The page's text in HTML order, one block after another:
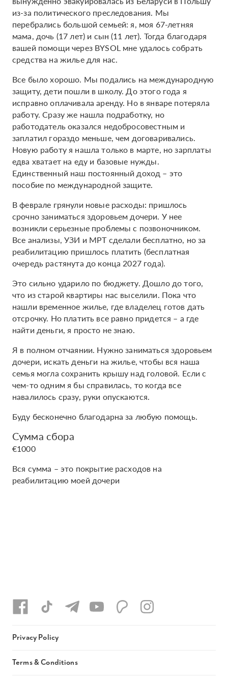
из-за политического преследования. Мы
перебрались большой семьей: я, моя 67-летняя
мама, дочь (17 лет) и сын (11 лет). Тогда благодаря
вашей помощи через BYSOL мне удалось собрать
средства на жилье для нас.
Все было хорошо. Мы подались на международную
защиту, дети пошли в школу. До этого года я
исправно оплачивала аренду. Но в январе потеряла
работу. Сразу же нашла подработку, но
работодатель оказался недобросовестным и
заплатил гораздо меньше, чем договаривались.
Новую работу я нашла только в марте, но зарплаты
едва хватает на еду и базовые нужды.
Единственный наш постоянный доход – это
пособие по международной защите.
В феврале грянули новые расходы: пришлось
срочно заниматься здоровьем дочери. У нее
возникли серьезные проблемы с позвоночником.
Все анализы, УЗИ и МРТ сделали бесплатно, но за
реабилитацию пришлось платить (бесплатная
очередь растянута до конца 2027 года).
Это сильно ударило по бюджету. Дошло до того,
что из старой квартиры нас выселили. Пока что
нашли временное жилье, где владелец готов дать
отсрочку. Но платить все равно придется – а где
найти деньги, я просто не знаю.
Я в полном отчаянии. Нужно заниматься здоровьем
дочери, искать деньги на жилье, чтобы вся наша
семья могла сохранить крышу над головой. Если с
чем-то одним я бы справилась, то когда все
навалилось сразу, руки опускаются.
Буду бесконечно благодарна за любую помощь.
Сумма сбора
€1000
Вся сумма – это покрытие расходов на
реабилитацию моей дочери
Privacy Policy
Terms & Conditions